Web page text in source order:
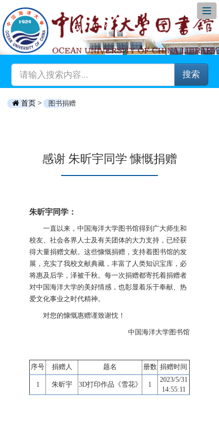
搜索
首页 > 图书捐赠
感谢 朱昕宇同学 慷慨捐赠
朱昕宇同学：
一直以来，中国海洋大学图书馆得到广大师生和
校友、社会各界人士及有关团体的大力支持，已经获
得大量捐赠文献。这些慷慨捐赠，支持着图书馆的发
展，充实了我校文献典藏，丰富了人类知识宝库，必
将惠及后学，泽被千秋。每一次捐赠都寄托着捐赠者
对中国海洋大学的美好情感，也彰显着乐于奉献、热
爱文化事业之时代精神。
对您的慷慨惠赠谨致谢忱！
中国海洋大学图书馆
序号 捐赠人 题名 册数 捐赠时间
1 朱昕宇 3D打印作品《雪花》 1
2023/5/31
14:55:11